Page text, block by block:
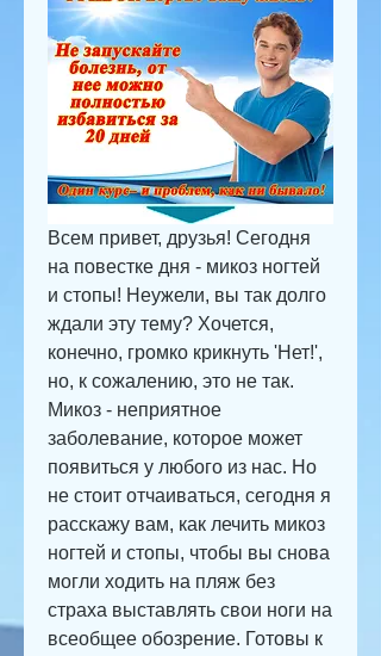
Всем привет, друзья! Сегодня
на повестке дня - микоз ногтей
и стопы! Неужели, вы так долго
ждали эту тему? Хочется,
конечно, громко крикнуть 'Нет!',
но, к сожалению, это не так.
Микоз - неприятное
заболевание, которое может
появиться у любого из нас. Но
не стоит отчаиваться, сегодня я
расскажу вам, как лечить микоз
ногтей и стопы, чтобы вы снова
могли ходить на пляж без
страха выставлять свои ноги на
всеобщее обозрение. Готовы к